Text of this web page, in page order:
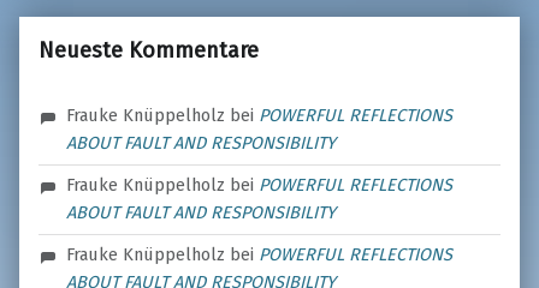
Neueste Kommentare
Frauke Knüppelholz bei POWERFUL REFLECTIONS
ABOUT FAULT AND RESPONSIBILITY
Frauke Knüppelholz bei POWERFUL REFLECTIONS
ABOUT FAULT AND RESPONSIBILITY
Frauke Knüppelholz bei POWERFUL REFLECTIONS
ABOUT FAULT AND RESPONSIBILITY